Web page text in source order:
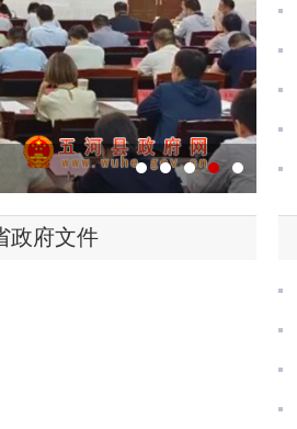
2 3 4 5
政府文件